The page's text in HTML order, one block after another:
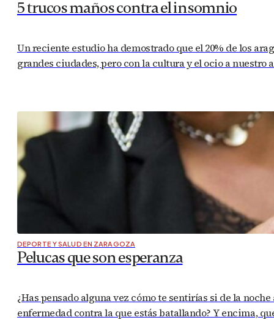
5 trucos maños contra el insomnio
Un reciente estudio ha demostrado que el 20% de los
grandes ciudades, pero con la cultura y el ocio a
DEPORTE Y SALUD EN ZARAGOZA
Pelucas que son esperanza
¿Has pensado alguna vez cómo te sentirías si de la
enfermedad contra la que estás batallando? Y encima,